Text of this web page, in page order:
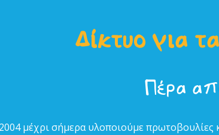
Δίκτυο για
Πέρα
µέχρι σήµερα υλοποιούµε